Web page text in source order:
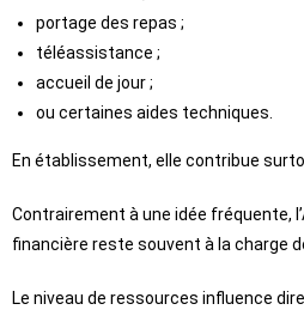
portage des repas ;
téléassistance ;
accueil de jour ;
ou certaines aides techniques.
En établissement, elle contribue
Contrairement à une idée fréquente,
financière reste souvent à la charge
Le niveau de ressources influence